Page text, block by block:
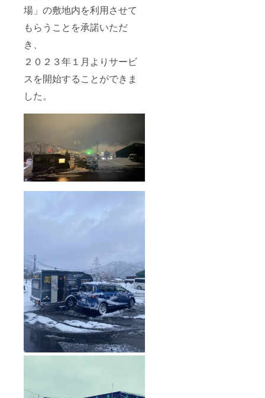
場」の敷地内を利用させて
もらうことを承諾いただ
き、
２０２３年１月よりサービ
スを開始することができま
した。